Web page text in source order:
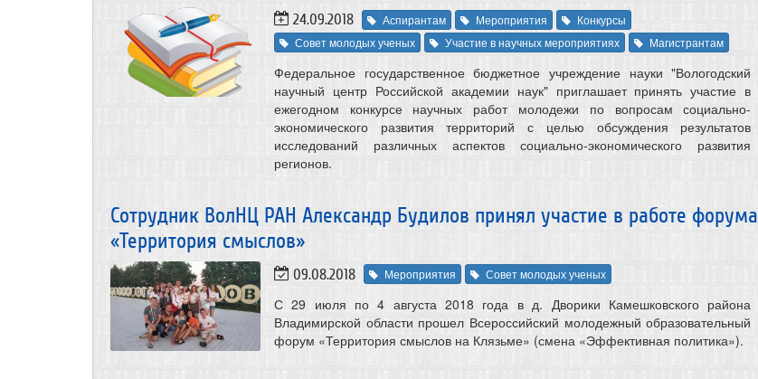
24.09.2018 Аспирантам Мероприятия
Конкурсы
Совет молодых ученых
Участие в научных мероприятиях Магистрантам
Федеральное государственное бюджетное учреждение науки "Вологодский
научный центр Российской академии наук" приглашает принять участие в
ежегодном конкурсе научных работ молодежи по вопросам социально-
экономического развития территорий с целью обсуждения результатов
исследований различных аспектов социально-экономического развития
регионов.
Сотрудник ВолНЦ РАН Александр Будилов принял участие в работе форума
«Территория смыслов»
09.08.2018 Мероприятия Совет молодых ученых
С 29 июля по 4 августа 2018 года в д. Дворики Камешковского района
Владимирской области прошел Всероссийский молодежный образовательный
форум «Территория смыслов на Клязьме» (смена «Эффективная политика»).